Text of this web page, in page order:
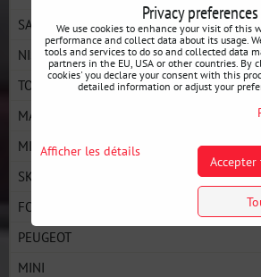
SAAB
NISSAN
TOYOTA
MAZDA
MITSUBISHI
SKODA
FORD
PEUGEOT
MINI
Privacy preferences
We use cookies to enhance your visit of this
performance and collect data about its usage.
tools and services to do so and collected data
partners in the EU, USA or other countries. By
cookies' you declare your consent with this
detailed information or adjust your
Afficher les détails